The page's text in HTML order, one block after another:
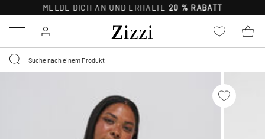
MELDE DICH AN UND ERHALTE20 % RABATT
Menu